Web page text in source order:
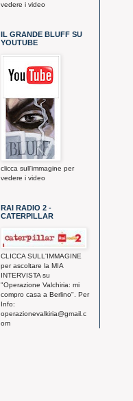
vedere i video
IL GRANDE BLUFF SU
YOUTUBE
clicca sull'immagine per
vedere i video
RAI RADIO 2 -
CATERPILLAR
CLICCA SULL'IMMAGINE
per ascoltare la MIA
INTERVISTA su
"Operazione Valchiria: mi
compro casa a Berlino". Per
Info:
operazionevalkiria@gmail.c
om